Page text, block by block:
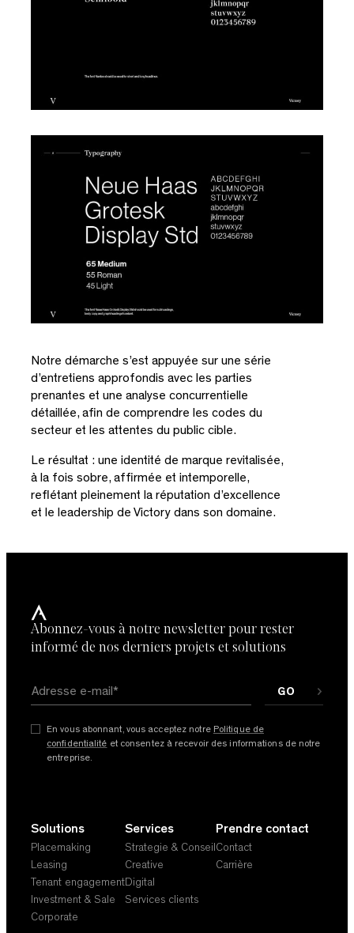
Notre démarche s’est appuyée sur une série
d’entretiens approfondis avec les parties
prenantes et une analyse concurrentielle
détaillée, afin de comprendre les codes du
secteur et les attentes du public cible.
Le résultat : une identité de marque revitalisée,
à la fois sobre, affirmée et intemporelle,
reflétant pleinement la réputation d’excellence
et le leadership de Victory dans son domaine.
Abonnez-vous à notre newsletter pour rester
informé de nos derniers projets et solutions
En vous abonnant, vous acceptez notre Politique de
confidentialité et consentez à recevoir des informations de notre
entreprise.
Solutions
Placemaking
Leasing
Tenant engagement
Investment & Sale
Corporate
Services
Strategie & Conseil
Creative
Digital
Services clients
Prendre contact
Contact
Carrière